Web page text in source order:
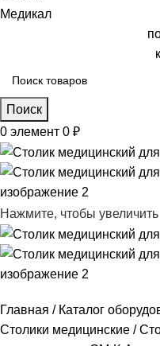
Поиск
0 элемент 0 ₽
Нажмите, чтобы увеличить
Главная Каталог
Столики медицинские